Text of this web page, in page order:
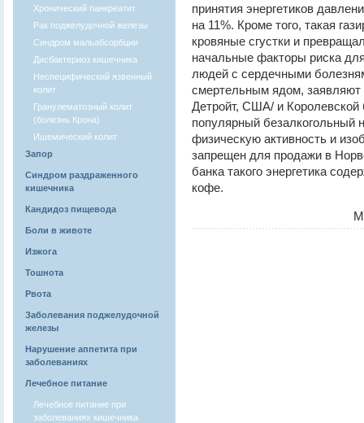
Хронический панкреатит
Рак поджелудочной железы
Синдром мальабсорбции
Дисбактериоз кишечника
Неспецифический язвенный
колит
Гранулематозный колит
(болезнь Крона)
Ишемический колит
Запор
Синдром раздраженного
кишечника
Кандидоз пищевода
Боли в животе
Изжога
Тошнота
Рвота
Заболевания поджелудочной
железы
Нарушение аппетита при
заболеваниях
Лечебное питание
Лечебное питание при
заболеваниях кишечника
принятия энергетиков
на 11%. Кроме того, такая
кровяные сгустки и
начальные факторы риска
людей с сердечными
смертельным ядом, заявляют
Детройт, США/ и
популярный безалкогольный
физическую активность и
запрещен для продажи в
банка такого энергетика
кофе.